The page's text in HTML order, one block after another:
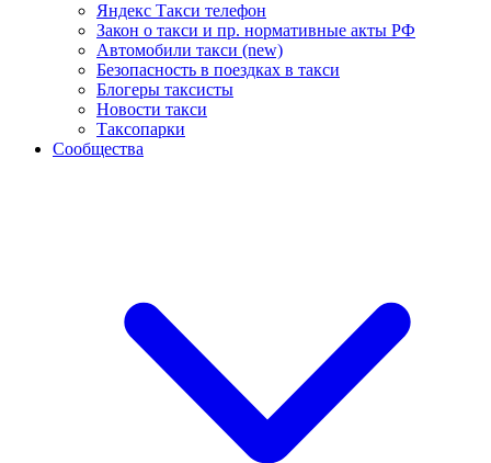
Яндекс Такси телефон
Закон о такси и пр. нормативные акты РФ
Автомобили такси (new)
Безопасность в поездках в такси
Блогеры таксисты
Новости такси
Таксопарки
Сообщества